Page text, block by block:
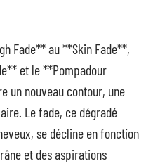
Fade** au **Skin Fade**,
et le **Pompadour
un nouveau contour, une
Le fade, ce dégradé
se décline en fonction
et des aspirations